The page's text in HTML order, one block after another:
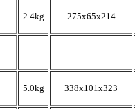
2.4kg 275x65x214
5.0kg 338x101x323